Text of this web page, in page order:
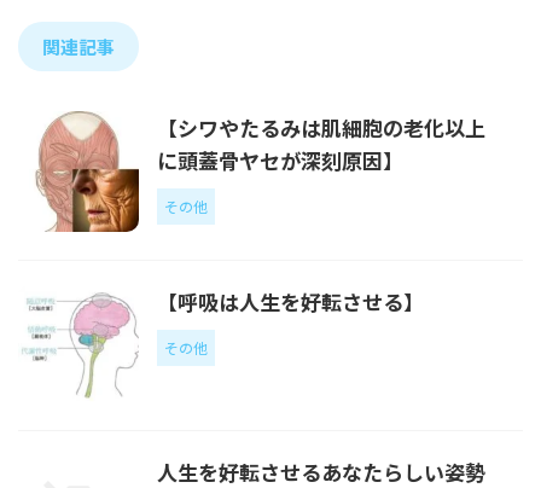
関連記事
【シワやたるみは肌細胞の老化以上
に頭蓋骨ヤセが深刻原因】
その他
【呼吸は人生を好転させる】
その他
人生を好転させるあなたらしい姿勢